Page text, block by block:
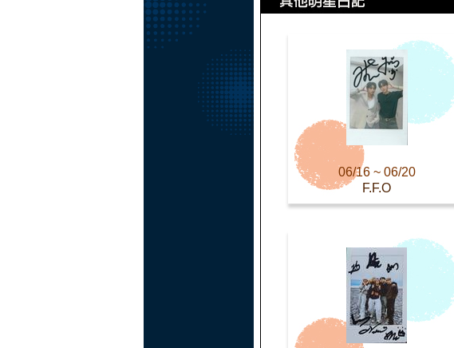
06/16 ~ 06/20
F.F.O